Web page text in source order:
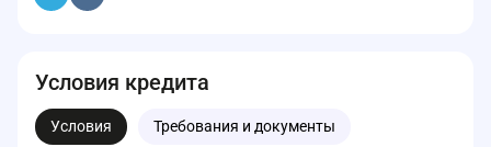
Условия кредита
Условия Требования и документы